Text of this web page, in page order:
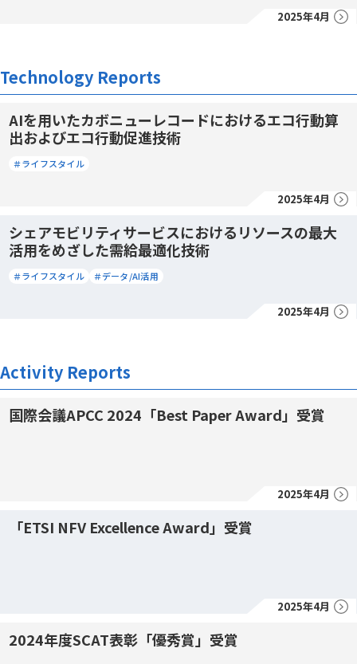
2025年4月
Technology Reports
AIを用いたカボニューレコードにおけるエコ行動算
出およびエコ行動促進技術
＃ライフスタイル
2025年4月
シェアモビリティサービスにおけるリソースの最大
活用をめざした需給最適化技術
＃ライフスタイル ＃データ/AI活用
2025年4月
Activity Reports
国際会議APCC 2024「Best Paper Award」受賞
2025年4月
「ETSI NFV Excellence Award」受賞
2025年4月
2024年度SCAT表彰「優秀賞」受賞